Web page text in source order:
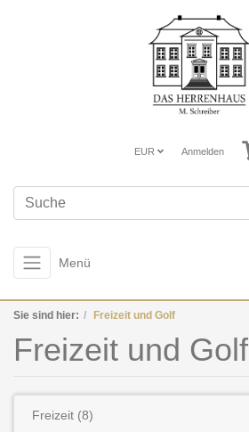
EUR Anmelden
Menü
Sie sind hier: Freizeit und Golf
Freizeit und Golf
Freizeit (8)